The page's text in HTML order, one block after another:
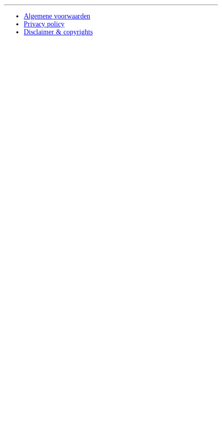
Algemene voorwaarden
Privacy policy
Disclaimer & copyrights